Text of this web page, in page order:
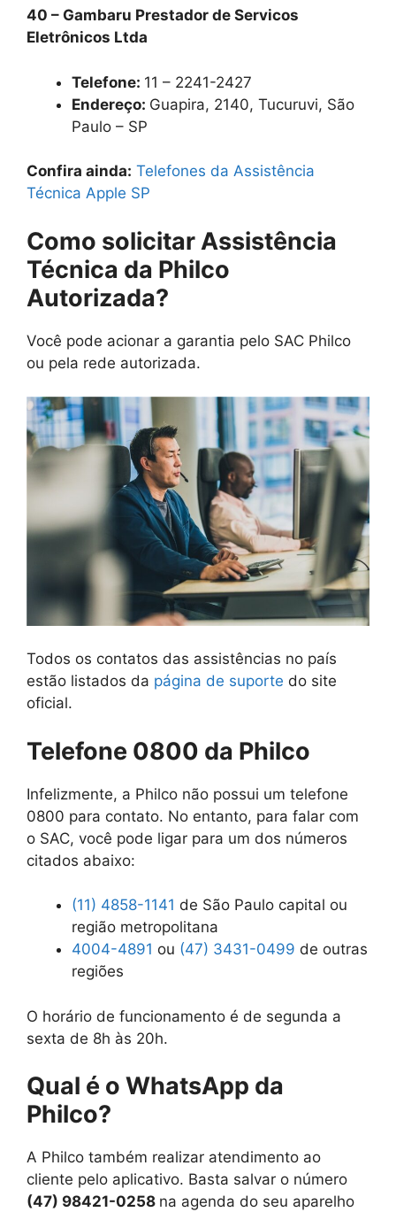
40 – Gambaru Prestador de Servicos
Eletrônicos Ltda
Telefone: 11 – 2241-2427
Endereço: Guapira, 2140, Tucuruvi, São
Paulo – SP
Confira ainda: Telefones da Assistência
Técnica Apple SP
Como solicitar Assistência
Técnica da Philco
Autorizada?
Você pode acionar a garantia pelo SAC Philco
ou pela rede autorizada.
Todos os contatos das assistências no país
estão listados da página de suporte do site
oficial.
Telefone 0800 da Philco
Infelizmente, a Philco não possui um telefone
0800 para contato. No entanto, para falar com
o SAC, você pode ligar para um dos números
citados abaixo:
(11) 4858-1141 de São Paulo capital ou
região metropolitana
4004-4891 ou (47) 3431-0499 de outras
regiões
O horário de funcionamento é de segunda a
sexta de 8h às 20h.
Qual é o WhatsApp da
Philco?
A Philco também realizar atendimento ao
cliente pelo aplicativo. Basta salvar o número
(47) 98421-0258 na agenda do seu aparelho